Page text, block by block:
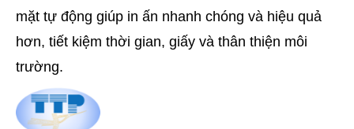
mặt tự động giúp in ấn nhanh chóng và hiệu quả
hơn, tiết kiệm thời gian, giấy và thân thiện môi
trường.